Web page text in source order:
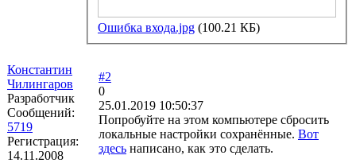
Ошибка входа.jpg (100.21 КБ)
Константин
Чилингаров
Разработчик
Сообщений:
5719
Регистрация:
14.11.2008
#2
0
25.01.2019 10:50:37
Попробуйте на этом компьютере сбросить
локальные настройки сохранённые. Вот
здесь написано, как это сделать.